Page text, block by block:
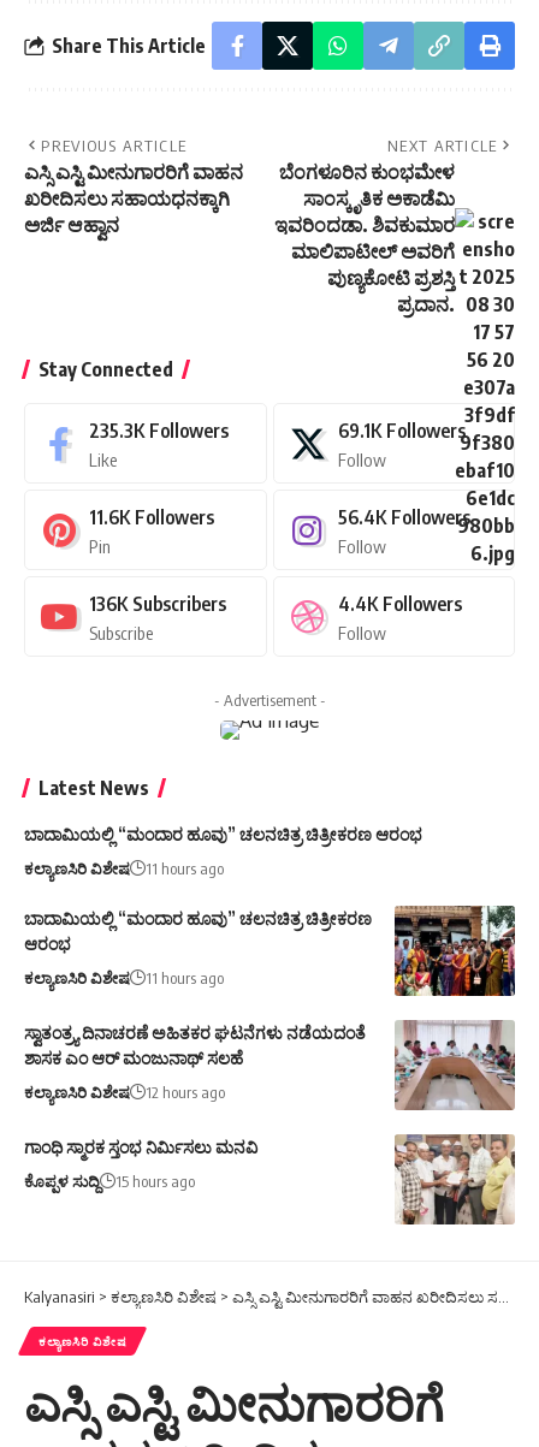
Share This Article
PREVIOUS ARTICLE
ಎಸ್ಸಿ ಎಸ್ಟಿ ಮೀನುಗಾರರಿಗೆ ವಾಹನ
ಖರೀದಿಸಲು ಸಹಾಯಧನಕ್ಕಾಗಿ
ಅರ್ಜಿ ಆಹ್ವಾನ
NEXT ARTICLE
ಬೆಂಗಳೂರಿನ ಕುಂಭಮೇಳ
ಸಾಂಸ್ಕೃತಿಕ ಅಕಾಡೆಮಿ
ಇವರಿಂದಡಾ. ಶಿವಕುಮಾರ
ಮಾಲಿಪಾಟೀಲ್ ಅವರಿಗೆ
ಪುಣ್ಯಕೋಟಿ ಪ್ರಶಸ್ತಿ
ಪ್ರದಾನ.
Stay Connected
235.3K Followers
Like
69.1K Followers
Follow
11.6K Followers
Pin
56.4K Followers
Follow
136K Subscribers
Subscribe
4.4K Followers
Follow
- Advertisement -
Latest News
ಬಾದಾಮಿಯಲ್ಲಿ “ಮಂದಾರ ಹೂವು” ಚಲನಚಿತ್ರ ಚಿತ್ರೀಕರಣ ಆರಂಭ
ಕಲ್ಯಾಣಸಿರಿ ವಿಶೇಷ 11 hours ago
ಬಾದಾಮಿಯಲ್ಲಿ “ಮಂದಾರ ಹೂವು” ಚಲನಚಿತ್ರ ಚಿತ್ರೀಕರಣ
ಆರಂಭ
ಕಲ್ಯಾಣಸಿರಿ ವಿಶೇಷ 11 hours ago
ಸ್ವಾತಂತ್ರ್ಯ ದಿನಾಚರಣೆ ಅಹಿತಕರ ಘಟನೆಗಳು ನಡೆಯದಂತೆ
ಶಾಸಕ ಎಂ ಆರ್ ಮಂಜುನಾಥ್ ಸಲಹೆ
ಕಲ್ಯಾಣಸಿರಿ ವಿಶೇಷ 12 hours ago
ಗಾಂಧಿ ಸ್ಮಾರಕ ಸ್ತಂಭ ನಿರ್ಮಿಸಲು ಮನವಿ
ಕೊಪ್ಪಳ ಸುದ್ದಿ 15 hours ago
Kalyanasiri > ಕಲ್ಯಾಣಸಿರಿ ವಿಶೇಷ > ಎಸ್ಸಿ ಎಸ್ಟಿ ಮೀನುಗಾರರಿಗೆ ವಾಹನ ಖರೀದಿಸಲು ಸಹಾಯಧನಕ್ಕಾಗಿ ಅರ್ಜಿ ಆಹ್ವಾನ
ಕಲ್ಯಾಣಸಿರಿ ವಿಶೇಷ
ಎಸ್ಸಿ ಎಸ್ಟಿ ಮೀನುಗಾರರಿಗೆ